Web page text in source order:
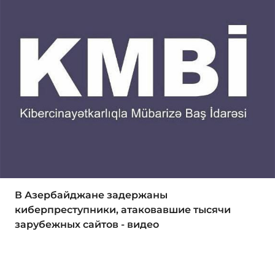
В Азербайджане задержаны
киберпреступники, атаковавшие тысячи
зарубежных сайтов - видео